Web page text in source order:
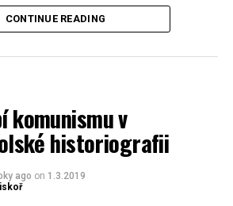
z roku 1968. Tamější armáda by se
svaz od intervence nakonec
foto: Bruno Barbey, celý text na
CONTINUE READING
komunismu v
historiografii
ago on 1.3.2019